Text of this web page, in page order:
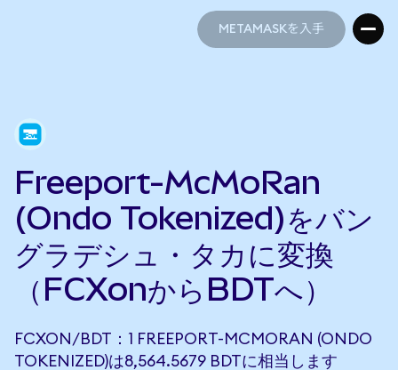
METAMASKを入手
Freeport-McMoRan
(Ondo Tokenized)をバン
グラデシュ・タカに変換
（FCXonからBDTへ）
FCXON/BDT：1 FREEPORT-MCMORAN (ONDO
TOKENIZED)は8,564.5679 BDTに相当します